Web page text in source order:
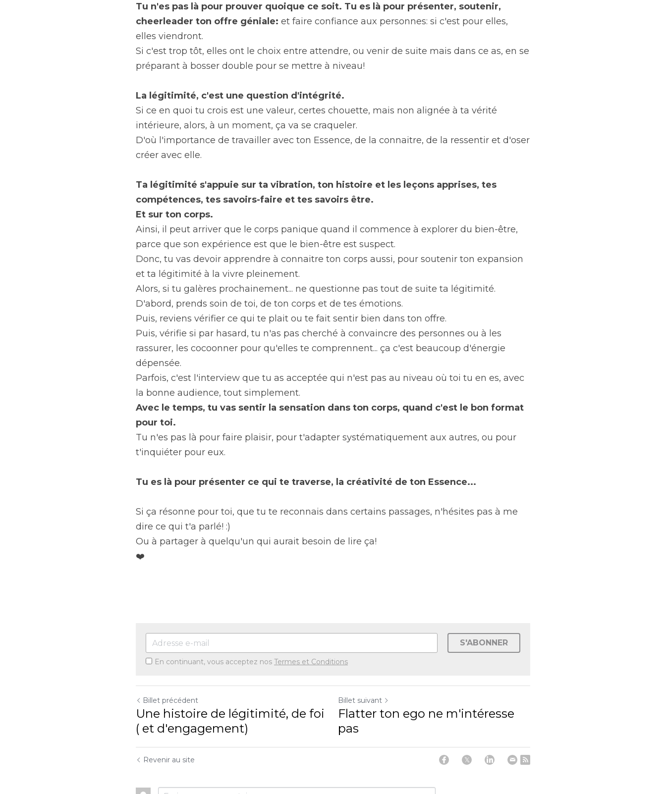
Tu n'es pas là pour prouver quoique ce soit. Tu es là pour présenter, soutenir,
cheerleader ton offre géniale: et faire confiance aux personnes: si c'est pour elles,
elles viendront.
Si c'est trop tôt, elles ont le choix entre attendre, ou venir de suite mais dans ce as, en se
préparant à bosser double pour se mettre à niveau!
La légitimité, c'est une question d'intégrité.
Si ce en quoi tu crois est une valeur, certes chouette, mais non alignée à ta vérité
intérieure, alors, à un moment, ça va se craqueler.
D'où l'importance de travailler avec ton Essence, de la connaitre, de la ressentir et d'oser
créer avec elle.
Ta légitimité s'appuie sur ta vibration, ton histoire et les leçons apprises, tes
compétences, tes savoirs-faire et tes savoirs être.
Et sur ton corps.
Ainsi, il peut arriver que le corps panique quand il commence à explorer du bien-être,
parce que son expérience est que le bien-être est suspect.
Donc, tu vas devoir apprendre à connaitre ton corps aussi, pour soutenir ton expansion
et ta légitimité à la vivre pleinement.
Alors, si tu galères prochainement... ne questionne pas tout de suite ta légitimité.
D'abord, prends soin de toi, de ton corps et de tes émotions.
Puis, reviens vérifier ce qui te plait ou te fait sentir bien dans ton offre.
Puis, vérifie si par hasard, tu n'as pas cherché à convaincre des personnes ou à les
rassurer, les cocoonner pour qu'elles te comprennent... ça c'est beaucoup d'énergie
dépensée.
Parfois, c'est l'interview que tu as acceptée qui n'est pas au niveau où toi tu en es, avec
la bonne audience, tout simplement.
Avec le temps, tu vas sentir la sensation dans ton corps, quand c'est le bon format
pour toi.
Tu n'es pas là pour faire plaisir, pour t'adapter systématiquement aux autres, ou pour
t'inquiéter pour eux.
Tu es là pour présenter ce qui te traverse, la créativité de ton Essence...
Si ça résonne pour toi, que tu te reconnais dans certains passages, n'hésites pas à me
dire ce qui t'a parlé! :)
Ou à partager à quelqu'un qui aurait besoin de lire ça!
❤️
S'ABONNER
En continuant, vous acceptez nos Termes et Conditions
Billet précédent
Une histoire de légitimité, de foi
( et d'engagement)
Billet suivant
Flatter ton ego ne m'intéresse
pas
Revenir au site
Nous utilisons des cookies pour améliorer l'expérience de